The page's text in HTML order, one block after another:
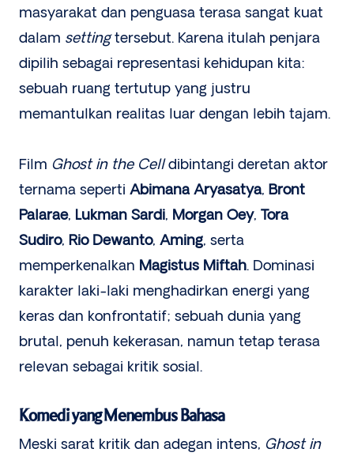
masyarakat dan penguasa terasa sangat kuat
dalam settingtersebut. Karena itulah penjara
dipilih sebagai representasi kehidupan kita:
sebuah ruang tertutup yang justru
memantulkan realitas luar dengan lebih tajam.
Film Ghost in the Celldibintangi deretan aktor
ternama seperti Abimana Aryasatya, Bront
Palarae, Lukman Sardi, Morgan Oey, Tora
Sudiro, Rio Dewanto, Aming, serta
memperkenalkan Magistus Miftah. Dominasi
karakter laki-laki menghadirkan energi yang
keras dan konfrontatif; sebuah dunia yang
brutal, penuh kekerasan, namun tetap terasa
relevan sebagai kritik sosial.
Komedi yang Menembus Bahasa
Meski sarat kritik dan adegan intens, Ghost in